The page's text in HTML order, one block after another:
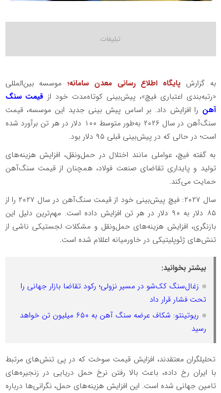
به گزارش پایگاه اطلاع رسانی معدن سامانه؛ موسسه بین‌المللی
«رتبه‌بندی اعتباری فیچ»، پیش‌بینی کوتاه‌مدت خود از قیمت سنگ
آهن را افزایش داد. بر اساس پیش بینی جدید این موسسه، قیمت
سنگ‌آهن در سال ۲۰۲۶ به‌طور متوسط ۱۰۰ دلار در هر تن برآورد شده
است؛ در حالی که در پیش‌بینی قبلی ۹۵ دلار بود.
به گفته فیچ، عواملی مانند اختلال در حمل‌ونقل، افزایش هزینه‌های
تولید و پایداری تقاضای صنعت فولاد، همچنان از قیمت سنگ‌آهن
حمایت می‌کند.
سال ۲۰۲۷: فیچ پیش‌بینی خود از قیمت سنگ‌آهن در سال ۲۰۲۷ را از
۸۵ دلار به ۹۰ دلار در هر تن افزایش داده است. مهم‌ترین دلیل این
بازنگری، افزایش هزینه‌های حمل‌ونقل و مشکلات لجستیکی ناشی از
تنش‌های ژئوپلیتیکی در خاورمیانه اعللام شده است.
بیشتر بخوانید:
زغال‌سنگ کک‌شو در مسیر نزولی؛ رکود تقاضا بازار جهانی را
تحت فشار قرار داد
ریوتینتو: شکاف عرضه سنگ آهن به ۶۵۰ میلیون تن خواهد
رسید
تحلیلگران معتقدند، افزایش قیمت سوخت که در پی تنش‌های مرتبط
با ایران رخ داده، باعث بالا رفتن نرخ حمل دریایی در زنجیره‌های
تامین جهانی شده است. این افزایش هزینه‌های حمل، نگرانی‌ها درباره